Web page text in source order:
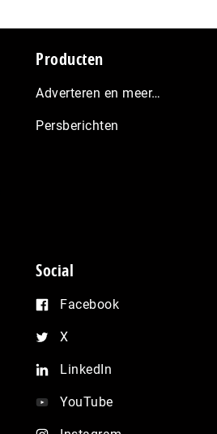
Producten
Adverteren en meer…
Persberichten
Social
Facebook
X
LinkedIn
YouTube